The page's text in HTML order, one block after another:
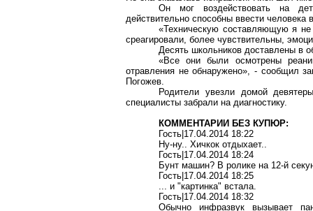
Он мог воздействовать на
действительно способны ввести человека
«Техническую составляющую я не
среагировали, более чувствительны,
Десять школьников доставлены в
«Все они были осмотрены
отравления не обнаружено», - сообщил
Погожев.
Родители увезли домой
специалисты забрали на диагностику.
КОММЕНТАРИИ БЕЗ КУПЮР:
Гость|17.04.2014 18:22
Ну-ну..Хичкок отдыхает..
Гость|17.04.2014 18:24
Бунт машин? В ролике на 12-й
Гость|17.04.2014 18:25
... и "картинка" встала.
Гость|17.04.2014 18:32
Обычно инфразвук вызывает